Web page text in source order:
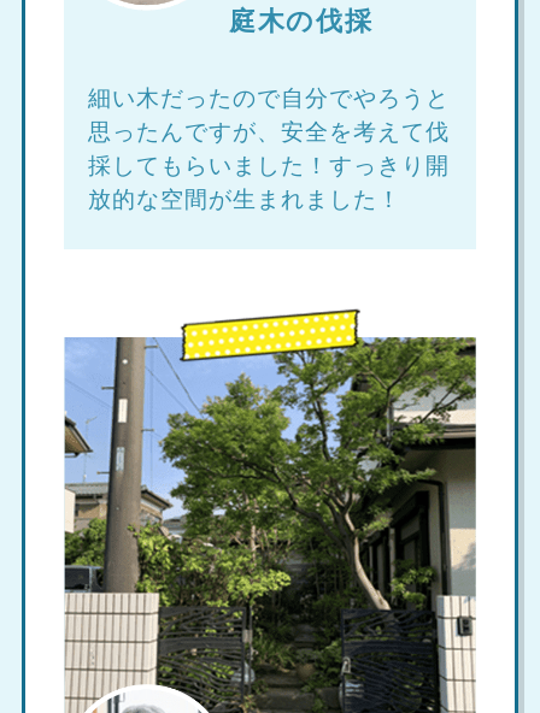
庭木の伐採
細い木だったので自分でやろうと
思ったんですが、安全を考えて伐
採してもらいました！すっきり開
放的な空間が生まれました！